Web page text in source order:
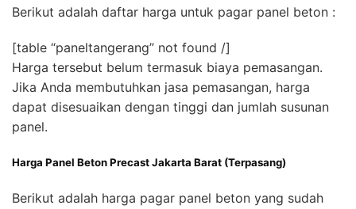
Berikut adalah daftar harga untuk pagar panel beton :
[table “paneltangerang” not found /]
Harga tersebut belum termasuk biaya pemasangan.
Jika Anda membutuhkan jasa pemasangan, harga
dapat disesuaikan dengan tinggi dan jumlah susunan
panel.
Harga Panel Beton Precast Jakarta Barat (Terpasang)
Berikut adalah harga pagar panel beton yang sudah